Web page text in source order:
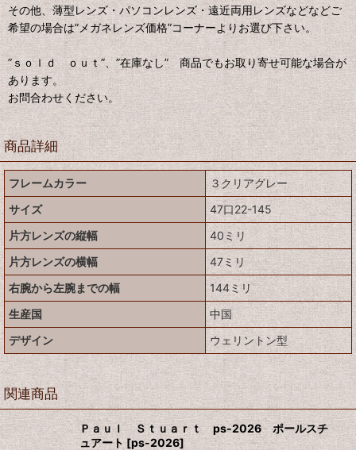
その他、薄型レンズ・パソコンレンズ・遠近両用レンズなどなどご
希望の場合は”メガネレンズ価格”コーナーよりお選び下さい。
”ｓｏｌｄ ｏｕｔ”、”在庫なし” 商品でもお取り寄せ可能な場合が
あります。
お問合わせください。
商品詳細
フレームカラー
３クリアグレー
サイズ
47口22-145
片方レンズの縦幅
40ミリ
片方レンズの横幅
47ミリ
右腕から左腕までの幅
144ミリ
生産国
中国
デザイン
ウェリントン型
関連商品
Ｐａｕｌ Ｓｔｕａｒｔ ps-2026 ポールスチ
ュアート [ps-2026]